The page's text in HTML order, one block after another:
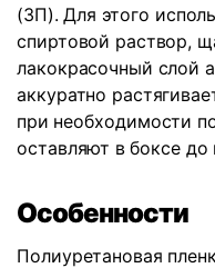
(ЗП). Для этого
спиртовой раствор,
лакокрасочный слой
аккуратно
при необходимости
оставляют в боксе
Особенности
Полиуретановая